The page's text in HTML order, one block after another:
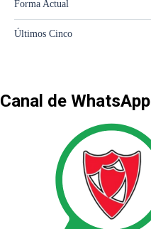
Canal de WhatsApp